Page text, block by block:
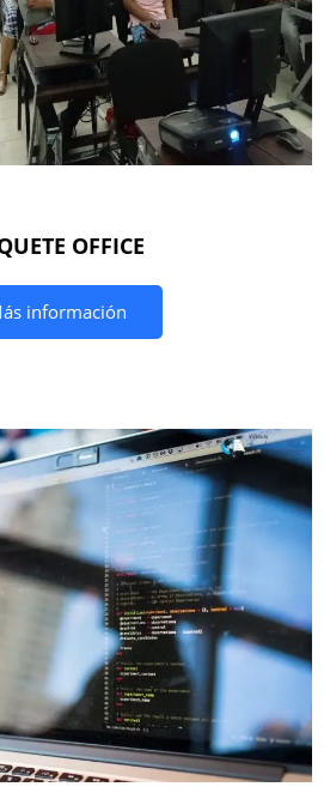
OFFICE
información